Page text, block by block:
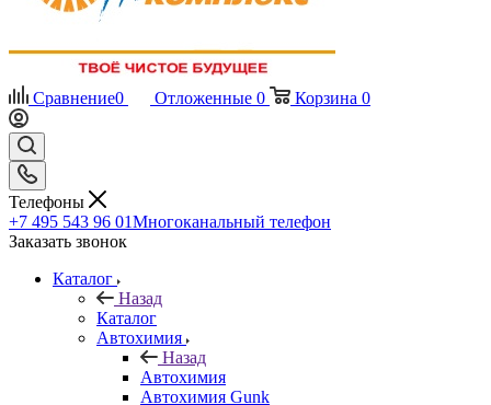
Сравнение0 Отложенные 0 Корзина 0
Телефоны
+7 495 543 96 01Многоканальный телефон
Заказать звонок
Каталог
Назад
Каталог
Автохимия
Назад
Автохимия
Автохимия Gunk